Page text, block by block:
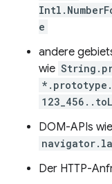
e
andere
wie
DOM-APIs wie
Der HTTP-